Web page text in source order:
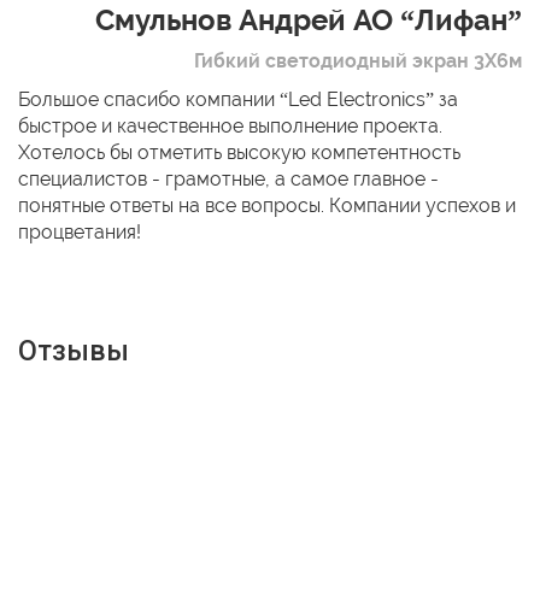
Смульнов Андрей АО “Лифан”
Гибкий светодиодный экран 3Х6м
Большое спасибо компании “Led Electronics” за
быстрое и качественное выполнение проекта.
Хотелось бы отметить высокую компетентность
специалистов - грамотные, а самое главное -
понятные ответы на все вопросы. Компании успехов и
процветания!
Отзывы